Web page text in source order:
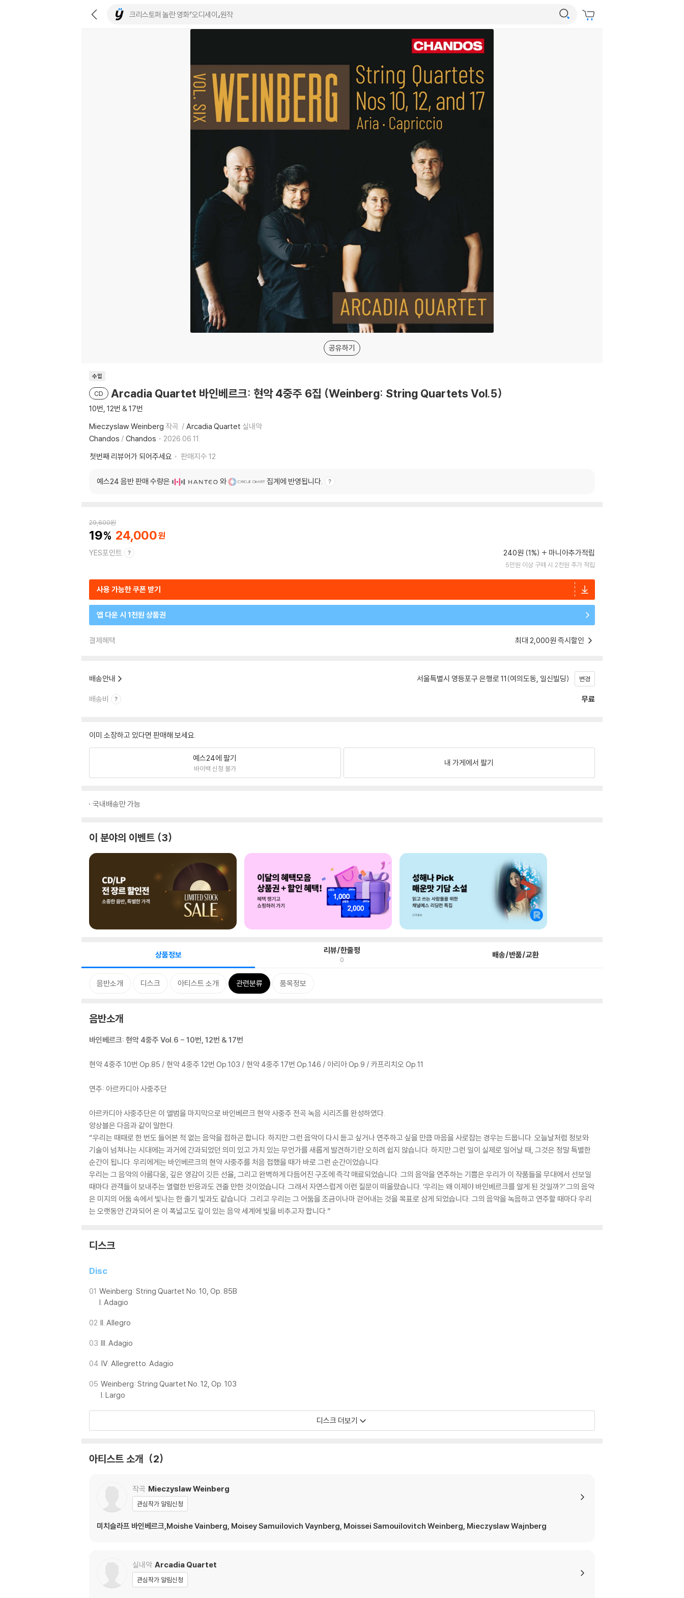
공유하기
수입
CD Arcadia Quartet 바인베르크: 현악 4중주 6집 (Weinberg: String Quartets Vol.5)
10번, 12번 & 17번
Mieczyslaw Weinberg 작곡 Arcadia Quartet 실내악
Chandos / Chandos
2026.06.11.
첫번째 리뷰어가 되어주세요
판매지수 12
예스24 음반 판매 수량은 와 집계에 반영됩니다.
29,600원
19 24,000
YES포인트 240원 (1%) 마니아추가적립
5만원 이상 구매 시 2천원 추가 적립
사용 가능한 쿠폰 받기
앱 다운 시 1천원 상품권
결제혜택 최대 2,000원 즉시할인
배송안내 서울특별시 영등포구 은행로 11(여의도동, 일신빌딩) 변경
배송비 무료
이미 소장하고 있다면 판매해 보세요.
예스24에 팔기
바이백 신청 불가
내 가게에서 팔기
국내배송만 가능
이 분야의 이벤트 3
상품정보 리뷰/한줄평
0 배송/반품/교환
음반소개 디스크 아티스트 소개 관련분류 품목정보
음반소개
바인베르크: 현악 4중주 Vol.6 - 10번, 12번 & 17번
현악 4중주 10번 Op.85 / 현악 4중주 12번 Op.103 / 현악 4중주 17번 Op.146 / 아리아 Op.9 / 카프리치오 Op.11
연주: 아르카디아 사중주단
아르카디아 사중주단은 이 앨범을 마지막으로 바인베르크 현악 사중주 전곡 녹음 시리즈를 완성하였다.
앙상블은 다음과 같이 말한다.
“우리는 때때로 한 번도 들어본 적 없는 음악을 접하곤 합니다. 하지만 그런 음악이 다시 듣고 싶거나 연주하고 싶을 만큼 마음을 사로잡는 경우는 드뭅니다. 오늘날처럼 정보와
기술이 넘쳐나는 시대에는 과거에 간과되었던 의미 있고 가치 있는 무언가를 새롭게 발견하기란 오히려 쉽지 않습니다. 하지만 그런 일이 실제로 일어날 때, 그것은 정말 특별한
순간이 됩니다. 우리에게는 바인베르크의 현악 사중주를 처음 접했을 때가 바로 그런 순간이었습니다.
우리는 그 음악의 아름다움, 깊은 영감이 깃든 선율, 그리고 완벽하게 다듬어진 구조에 즉각 매료되었습니다. 그의 음악을 연주하는 기쁨은 우리가 이 작품들을 무대에서 선보일
때마다 관객들이 보내주는 열렬한 반응과도 견줄 만한 것이었습니다. 그래서 자연스럽게 이런 질문이 떠올랐습니다. ‘우리는 왜 이제야 바인베르크를 알게 된 것일까?’ 그의 음악
은 미지의 어둠 속에서 빛나는 한 줄기 빛과도 같습니다. 그리고 우리는 그 어둠을 조금이나마 걷어내는 것을 목표로 삼게 되었습니다. 그의 음악을 녹음하고 연주할 때마다 우리
는 오랫동안 간과되어 온 이 폭넓고도 깊이 있는 음악 세계에 빛을 비추고자 합니다.”
디스크
Disc
01 Weinberg: String Quartet No. 10, Op. 85B
I. Adagio
02 II. Allegro
03 III. Adagio
04 IV. Allegretto. Adagio
05 Weinberg: String Quartet No. 12, Op. 103
I. Largo
디스크 더보기
아티스트 소개 2
작곡 Mieczyslaw Weinberg
관심작가 알림신청
미치슬라프 바인베르크,Moishe Vainberg, Moisey Samuilovich Vaynberg, Moissei Samouilovitch Weinberg, Mieczyslaw Wajnberg
실내악 Arcadia Quartet
관심작가 알림신청